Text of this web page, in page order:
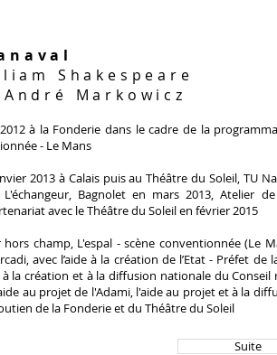
Shakespeare
Markowicz
à la Fonderie dans le cadre de la
- Le Mans
2013 à Calais puis au Théâtre du Soleil, TU
Bagnolet en mars 2013, Atelier
avec le Théâtre du Soleil en février 2015
champ, L'espal - scène conventionnée (Le
avec l’aide à la création de l’Etat - Préfet de
à la création et à la diffusion nationale du Conseil
au projet de l'Adami, l'aide au projet et à la
de la Fonderie et du Théâtre du Soleil
Suite